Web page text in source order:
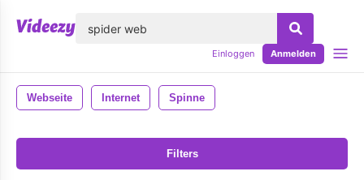
Einloggen Anmelden
Webseite Internet Spinne
Filters